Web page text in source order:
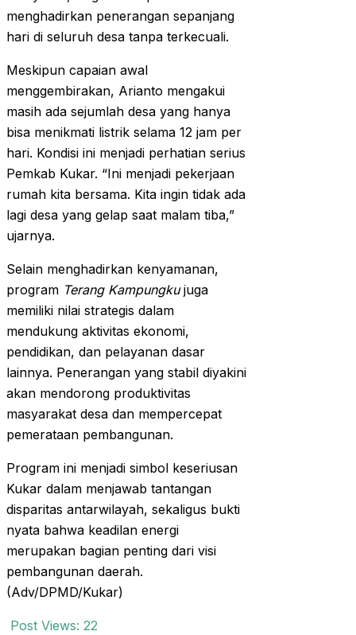
menghadirkan penerangan sepanjang
hari di seluruh desa tanpa terkecuali.
Meskipun capaian awal
menggembirakan, Arianto mengakui
masih ada sejumlah desa yang hanya
bisa menikmati listrik selama 12 jam per
hari. Kondisi ini menjadi perhatian serius
Pemkab Kukar. “Ini menjadi pekerjaan
rumah kita bersama. Kita ingin tidak ada
lagi desa yang gelap saat malam tiba,”
ujarnya.
Selain menghadirkan kenyamanan,
program Terang Kampungkujuga
memiliki nilai strategis dalam
mendukung aktivitas ekonomi,
pendidikan, dan pelayanan dasar
lainnya. Penerangan yang stabil diyakini
akan mendorong produktivitas
masyarakat desa dan mempercepat
pemerataan pembangunan.
Program ini menjadi simbol keseriusan
Kukar dalam menjawab tantangan
disparitas antarwilayah, sekaligus bukti
nyata bahwa keadilan energi
merupakan bagian penting dari visi
pembangunan daerah.
(Adv/DPMD/Kukar)
Post Views: 22